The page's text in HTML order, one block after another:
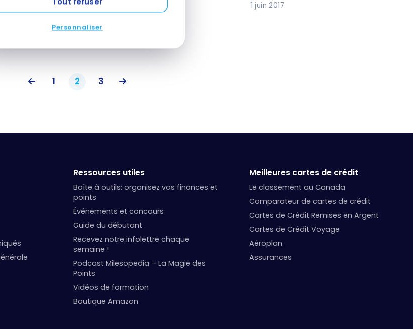
Personnaliser
Témoignage
Témoignage
1 juin 2017
1 2 3
Ressources utiles
Boîte à outils: organisez vos finances et
points
Événements et concours
Guide du débutant
Recevez notre infolettre chaque
semaine !
Podcast Milesopedia – La Magie des
Points
Vidéos de formation
Boutique Amazon
Meilleures cartes de crédit
Le classement au Canada
Comparateur de cartes de crédit
Cartes de Crédit Remises en Argent
Cartes de Crédit Voyage
Aéroplan
Assurances